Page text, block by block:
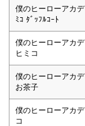
僕のヒーローアカ
ﾐｺ ﾀﾞｯﾌﾙｺｰﾄ
僕のヒーローアカ
ヒミコ
僕のヒーローアカ
お茶子
僕のヒーローアカ
コ